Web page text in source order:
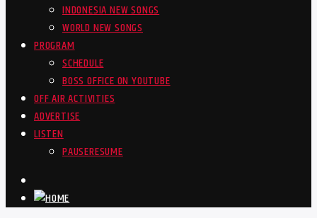
INDONESIA NEW SONGS
WORLD NEW SONGS
PROGRAM
SCHEDULE
BOSS OFFICE ON YOUTUBE
OFF AIR ACTIVITIES
ADVERTISE
LISTEN
PAUSERESUME